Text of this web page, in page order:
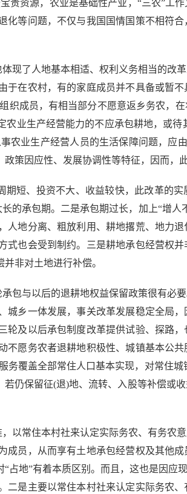
贵资源，农业是基础性产业，“三农”工
等问题，不仅与我国国情国策不相符
了人地基本相适、权利义务相当的改革
在农村，有的家庭成员并不具备或暂
织成员，有相当部分不愿意返乡务农，
业生产经营能力的不应承包耕地，或
农业生产经营人员的生活保障问题，应
策因应性、发展协调性等特征，因而，
短、投资不大、收益较快，此改革的实
的承包期。二是承包期过长，加上“增人
地分离、粗放利用、耕地撂荒、地力
也会受到制约。三是耕地承包经营权
非对土地进行补偿。
与以后的退耕地权益保留政策很有必
乡一体发展，事关改革发展稳定全局
及以后承包制度改革提供试验、探路
愿务农者退耕地积极性、城镇基本公
覆盖全部常住人口基本实现，对常住
仍保留征(退)地、流转、入股等补偿或
常住本村社来认定实际务农、有务农
员，从而享有土地承包经营权及其他
占地”有着本质区别。而且，这也是因应
是主要以常住本村社来认定实际务农